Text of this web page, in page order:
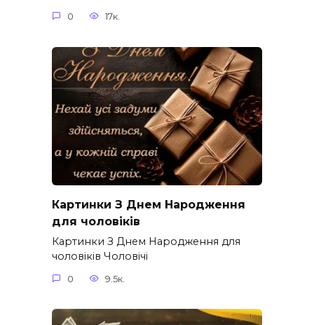
0 17к.
Картинки З Днем Народження
для чоловіків​
Картинки З Днем Народження для
чоловіків​ Чоловічі
0 9.5к.